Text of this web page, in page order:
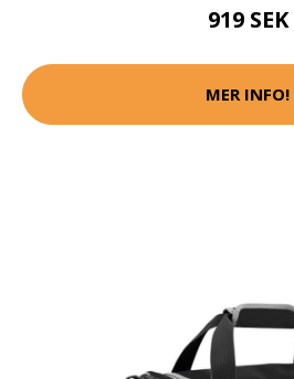
919 SEK
MER INFO!